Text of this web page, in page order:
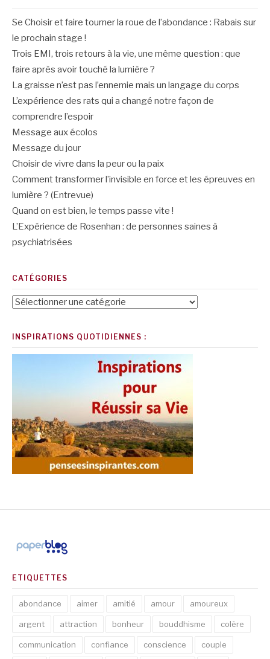
Se Choisir et faire tourner la roue de l’abondance : Rabais sur
le prochain stage !
Trois EMI, trois retours à la vie, une même question : que
faire après avoir touché la lumière ?
La graisse n’est pas l’ennemie mais un langage du corps
L’expérience des rats qui a changé notre façon de
comprendre l’espoir
Message aux écolos
Message du jour
Choisir de vivre dans la peur ou la paix
Comment transformer l’invisible en force et les épreuves en
lumière ? (Entrevue)
Quand on est bien, le temps passe vite !
L’Expérience de Rosenhan : de personnes saines à
psychiatrisées
CATÉGORIES
Catégories
INSPIRATIONS QUOTIDIENNES :
ETIQUETTES
abondance aimer amitié amour amoureux
argent attraction bonheur bouddhisme colère
communication confiance conscience couple